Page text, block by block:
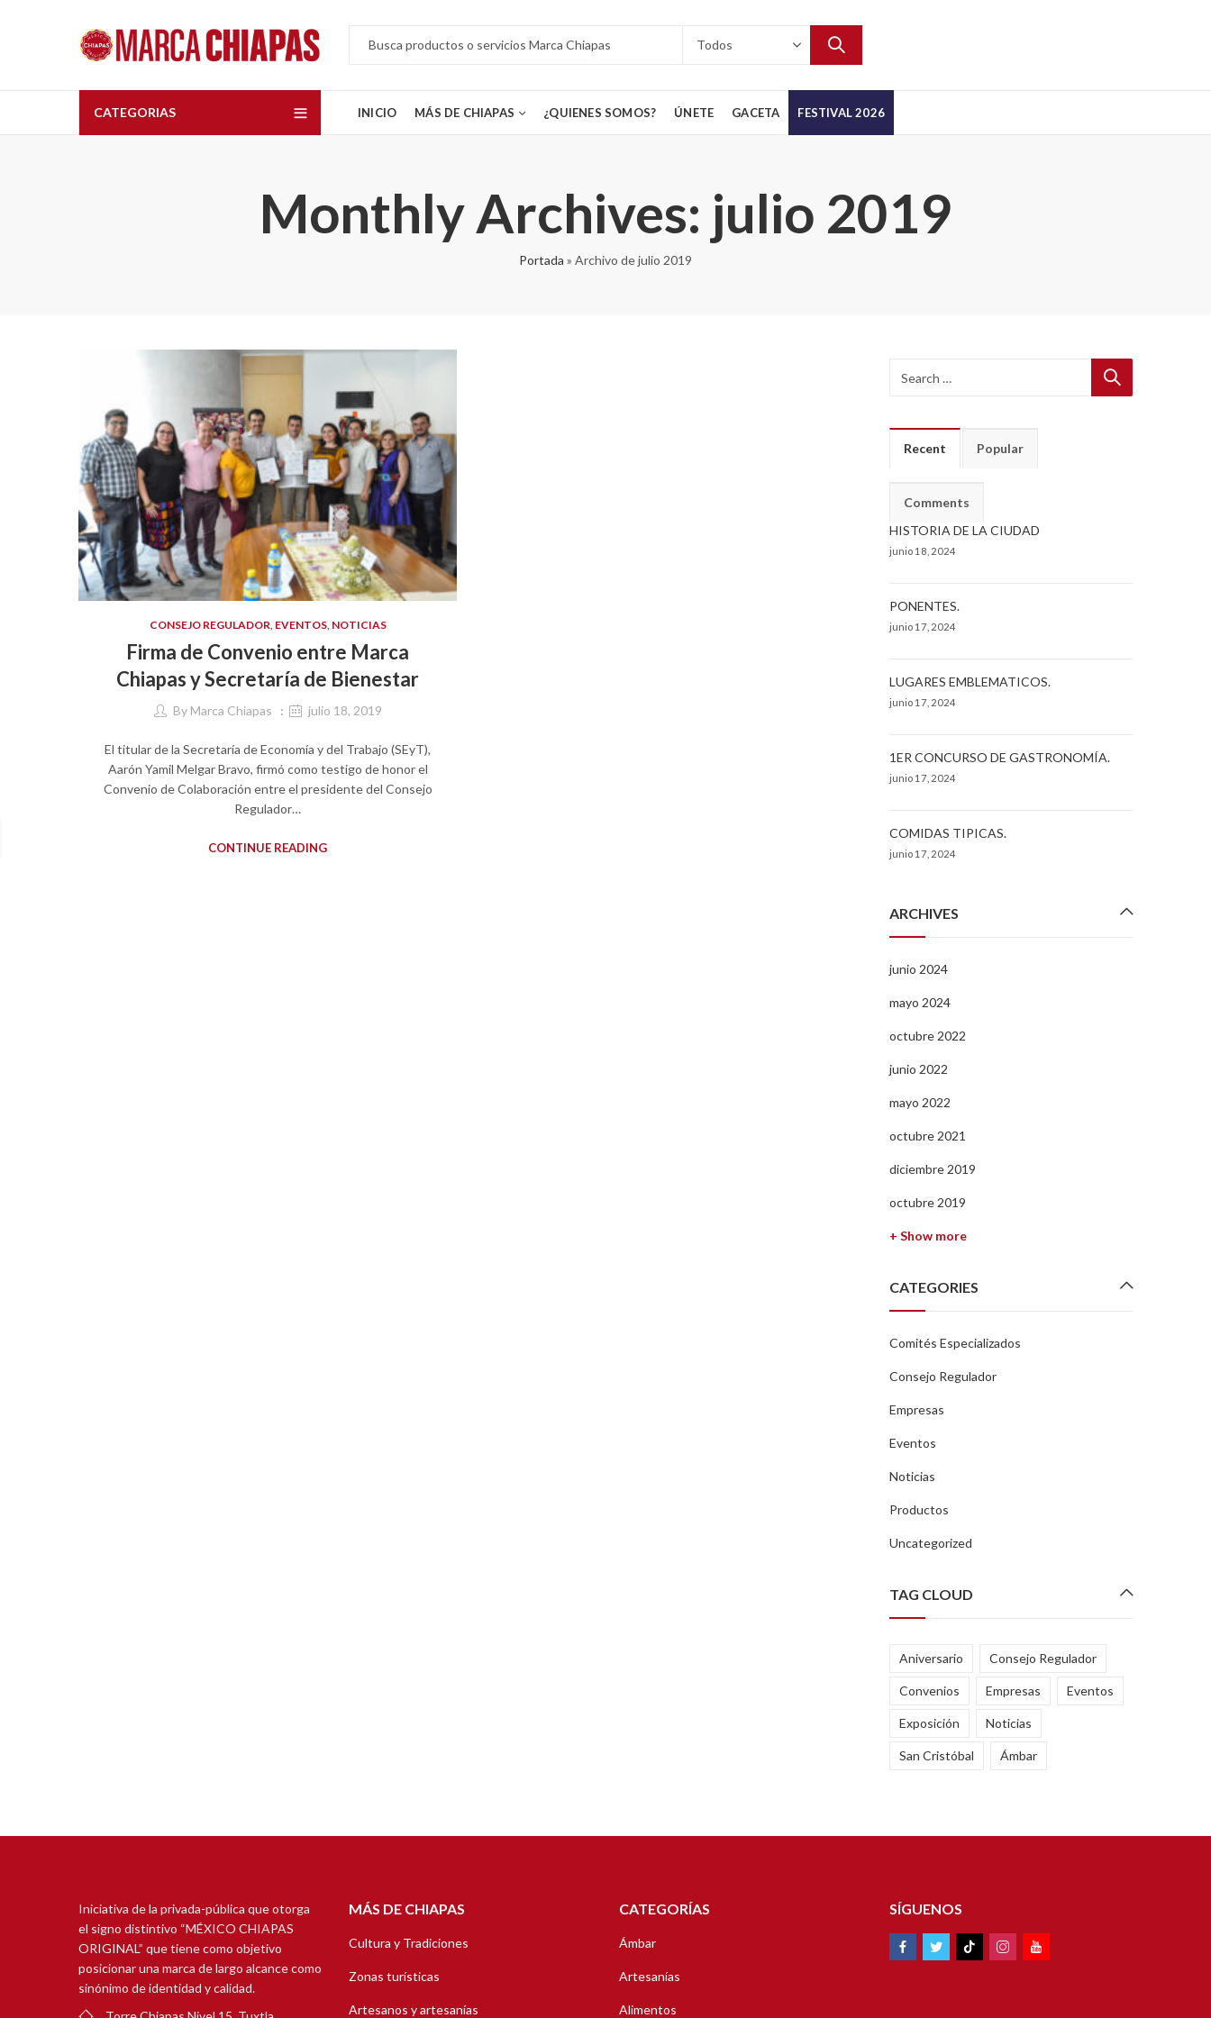
CATEGORIAS INICIO MÁS DE CHIAPAS ¿QUIENES SOMOS? ÚNETE GACETA FESTIVAL 2026
Monthly Archives: julio 2019
Portada » Archivo de julio 2019
CONSEJO REGULADOR, EVENTOS, NOTICIAS
Firma de Convenio entre Marca
Chiapas y Secretaría de Bienestar
By Marca Chiapas julio 18, 2019
El titular de la Secretaría de Economía y del Trabajo (SEyT),
Aarón Yamil Melgar Bravo, firmó como testigo de honor el
Convenio de Colaboración entre el presidente del Consejo
Regulador…
CONTINUE READING
Recent Popular
Comments
HISTORIA DE LA CIUDAD
junio 18, 2024
PONENTES.
junio 17, 2024
LUGARES EMBLEMATICOS.
junio 17, 2024
1ER CONCURSO DE GASTRONOMÍA.
junio 17, 2024
COMIDAS TIPICAS.
junio 17, 2024
ARCHIVES
junio 2024
mayo 2024
octubre 2022
junio 2022
mayo 2022
octubre 2021
diciembre 2019
octubre 2019
+ Show more
CATEGORIES
Comités Especializados
Consejo Regulador
Empresas
Eventos
Noticias
Productos
Uncategorized
TAG CLOUD
Aniversario Consejo Regulador
Convenios Empresas Eventos
Exposición Noticias
San Cristóbal Ámbar
Iniciativa de la privada-pública que otorga
el signo distintivo “MÉXICO CHIAPAS
ORIGINAL” que tiene como objetivo
posicionar una marca de largo alcance como
sinónimo de identidad y calidad.
MÁS DE CHIAPAS
Cultura y Tradiciones
Zonas turísticas
Artesanos y artesanías
CATEGORÍAS
Ámbar
Artesanías
Alimentos
SÍGUENOS